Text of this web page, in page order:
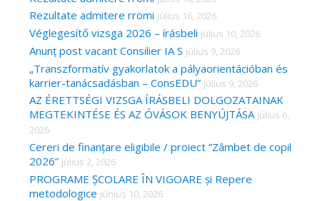
Rezultate admitere rromi július 16, 2026
Véglegesítő vizsga 2026 – írásbeli július 10, 2026
Anunț post vacant Consilier IA S július 9, 2026
„Transzformatív gyakorlatok a pályaorientációban és
karrier-tanácsadásban – ConsEDU” július 9, 2026
AZ ÉRETTSÉGI VIZSGA ÍRÁSBELI DOLGOZATAINAK
MEGTEKINTÉSE ÉS AZ ÓVÁSOK BENYÚJTÁSA július 6,
2026
Cereri de finanțare eligibile / proiect ”Zâmbet de copil
2026” július 2, 2026
PROGRAME ȘCOLARE ÎN VIGOARE și Repere
metodologice június 10, 2026